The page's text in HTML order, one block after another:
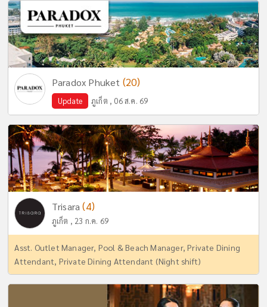
Paradox Phuket (20)
Update ภูเก็ต , 06 ส.ค. 69
Trisara(4)
ภูเก็ต , 23 ก.ค. 69
Asst. Outlet Manager, Pool & Beach Manager, Private Dining
Attendant, Private Dining Attendant (Night shift)